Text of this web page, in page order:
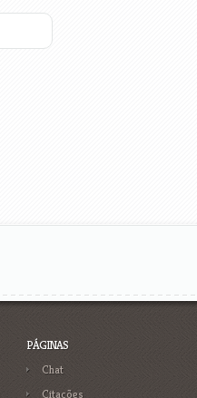
PÁGINAS
Chat
Citações